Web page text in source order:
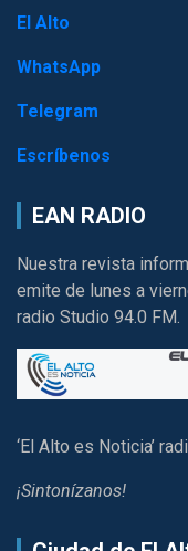
El Alto
WhatsApp
Telegram
Escríbenos
EAN RADIO
Nuestra revista
emite de lunes a
radio Studio 94.0 FM.
‘El Alto es Noticia’
¡Sintonízanos!